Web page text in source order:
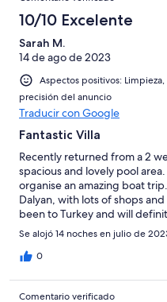
10/10 Excelente
Sarah M.
14 de ago de 2023
Aspectos positivos:
precisión del anuncio
Traducir con Google
Fantastic Villa
Recently returned from a 2
spacious and lovely pool
organise an amazing boat
Dalyan, with lots of shops
been to Turkey and will
Se alojó 14 noches en julio de
0
Comentario verificado